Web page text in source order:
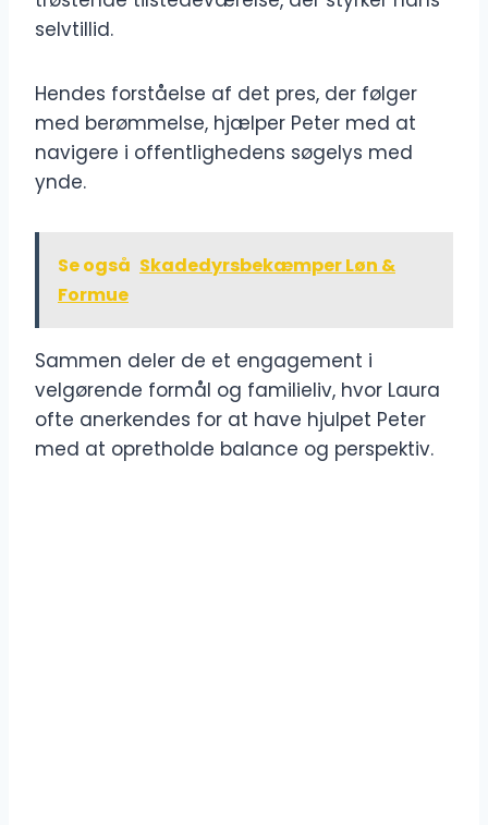
selvtillid.
Hendes forståelse af det pres, der følger
med berømmelse, hjælper Peter med at
navigere i offentlighedens søgelys med
ynde.
Se også Skadedyrsbekæmper Løn &
Formue
Sammen deler de et engagement i
velgørende formål og familieliv, hvor Laura
ofte anerkendes for at have hjulpet Peter
med at opretholde balance og perspektiv.